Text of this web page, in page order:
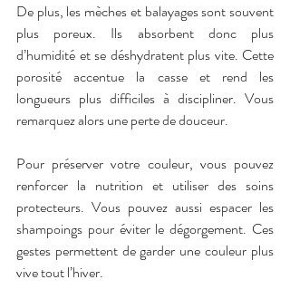
De plus, les mèches et balayages sont souvent
plus poreux. Ils absorbent donc plus
d’humidité et se déshydratent plus vite. Cette
porosité accentue la casse et rend les
longueurs plus difficiles à discipliner. Vous
remarquez alors une perte de douceur.
Pour préserver votre couleur, vous pouvez
renforcer la nutrition et utiliser des soins
protecteurs. Vous pouvez aussi espacer les
shampoings pour éviter le dégorgement. Ces
gestes permettent de garder une couleur plus
vive tout l’hiver.